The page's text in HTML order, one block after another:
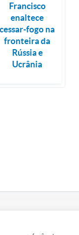
Francisco
enaltece
cessar-fogo na
fronteira da
Rússia e
Ucrânia